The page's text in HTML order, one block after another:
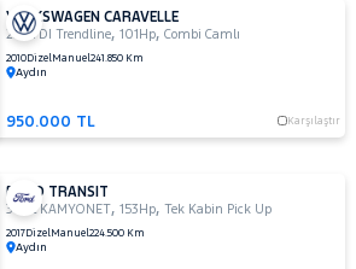
VOLKSWAGEN CARAVELLE
2.0 TDI Trendline,101Hp,Combi Camlı
2010DizelManuel241.850 Km
Aydın
950.000 TL Karşılaştır
FORD TRANSIT
350L KAMYONET,153Hp,Tek Kabin Pick Up
2017DizelManuel224.500 Km
Aydın